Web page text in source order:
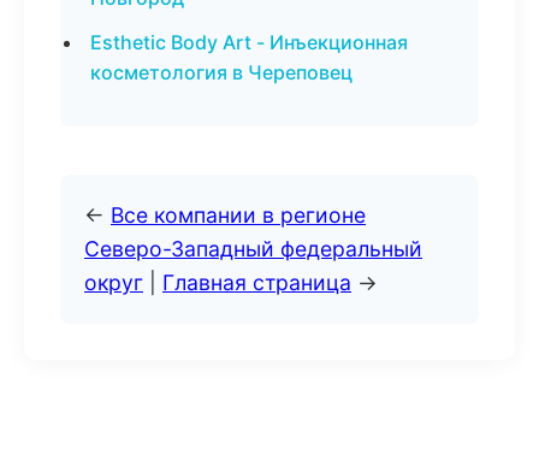
Esthetic Body Art - Инъекционная
косметология в Череповец
← Все компании в регионе
Северо-Западный федеральный
округ
Главная страница →